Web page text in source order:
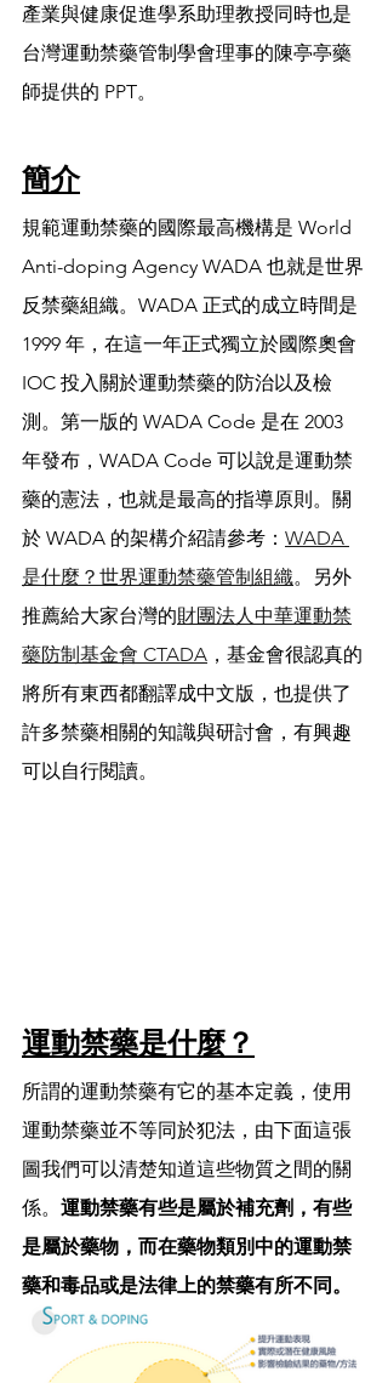
產業與健康促進學系助理教授同時也是
台灣運動禁藥管制學會理事的陳亭亭藥
師提供的 PPT。
簡介
規範運動禁藥的國際最高機構是 World
Anti-doping Agency WADA 也就是世界
反禁藥組織。WADA 正式的成立時間是
1999 年，在這一年正式獨立於國際奧會
IOC 投入關於運動禁藥的防治以及檢
測。第一版的 WADA Code 是在 2003
年發布，WADA Code 可以說是運動禁
藥的憲法，也就是最高的指導原則。關
於 WADA 的架構介紹請參考： WADA
是什麼？世界運動禁藥管制組織。另外
推薦給大家台灣的財團法人中華運動禁
藥防制基金會 CTADA ，基金會很認真的
將所有東西都翻譯成中文版，也提供了
許多禁藥相關的知識與研討會，有興趣
可以自行閱讀。
運動禁藥是什麼？
所謂的運動禁藥有它的基本定義，使用
運動禁藥並不等同於犯法，由下面這張
圖我們可以清楚知道這些物質之間的關
係。 運動禁藥有些是屬於補充劑，有些
是屬於藥物，而在藥物類別中的運動禁
藥和毒品或是法律上的禁藥有所不同。